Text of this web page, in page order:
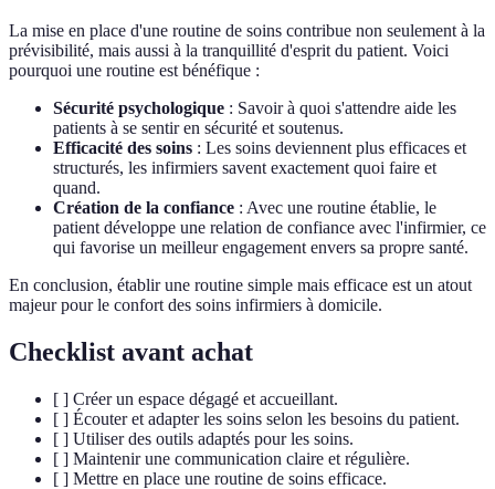
La mise en place d'une routine de soins contribue non seulement à la
prévisibilité, mais aussi à la tranquillité d'esprit du patient. Voici
pourquoi une routine est bénéfique :
Sécurité psychologique : Savoir à quoi s'attendre aide les
patients à se sentir en sécurité et soutenus.
Efficacité des soins : Les soins deviennent plus efficaces et
structurés, les infirmiers savent exactement quoi faire et
quand.
Création de la confiance : Avec une routine établie, le
patient développe une relation de confiance avec l'infirmier, ce
qui favorise un meilleur engagement envers sa propre santé.
En conclusion, établir une routine simple mais efficace est un atout
majeur pour le confort des soins infirmiers à domicile.
Checklist avant achat
[ ] Créer un espace dégagé et accueillant.
[ ] Écouter et adapter les soins selon les besoins du patient.
[ ] Utiliser des outils adaptés pour les soins.
[ ] Maintenir une communication claire et régulière.
[ ] Mettre en place une routine de soins efficace.